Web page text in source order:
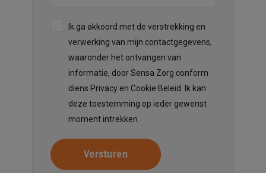
Ik ga akkoord met de verstrekking en
verwerking van mijn contactgegevens,
waaronder het ontvangen van
informatie, door Sensa Zorg conform
diens Privacy en Cookie Beleid. Ik kan
deze toestemming op ieder gewenst
moment intrekken.